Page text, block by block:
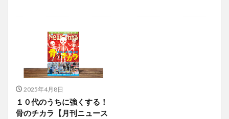
2025年4月8日
１０代のうちに強くする！
骨のチカラ【月刊ニュース